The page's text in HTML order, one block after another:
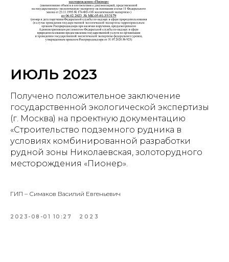
ИЮЛЬ 2023
Получено положительное заключение
государственной экологической экспертизы
(г. Москва) на проектную документацию
«Строительство подземного рудника в
условиях комбинированной разработки
рудной зоны Николаевская, золоторудного
месторождения «Пионер».
ГИП – Симаков Василий Евгеньевич
2023-08-01 10:27 2023